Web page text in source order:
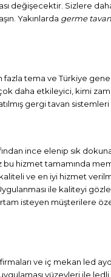
değişecektir. Sizlere
Yakınlarda germe tavan
fazla tema ve Türkiye
daha etkileyici, kimi
gergi tavan
ince elenip sık
hizmet tamamında
ve en iyi hizmet
ile kaliteyi
isteyen müşterilere
ve iç mekan led
yüzeyleri ile ledli